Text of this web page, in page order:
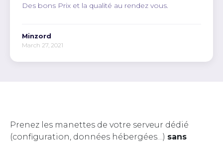
Des bons Prix et la qualité au rendez vous.
Minzord
March 27, 2021
Prenez les manettes de votre serveur dédié
(configuration, données hébergées…) sans